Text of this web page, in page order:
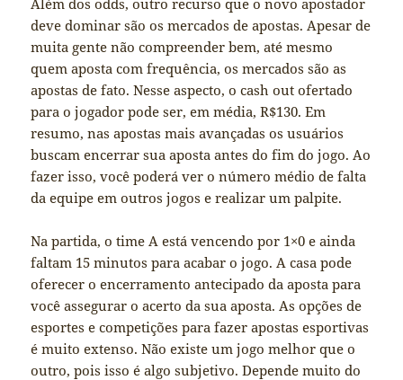
deve dominar são os mercados de apostas. Apesar de
muita gente não compreender bem, até mesmo
quem aposta com frequência, os mercados são as
apostas de fato. Nesse aspecto, o cash out ofertado
para o jogador pode ser, em média, R$130. Em
resumo, nas apostas mais avançadas os usuários
buscam encerrar sua aposta antes do fim do jogo. Ao
fazer isso, você poderá ver o número médio de falta
da equipe em outros jogos e realizar um palpite.
Na partida, o time A está vencendo por 1×0 e ainda
faltam 15 minutos para acabar o jogo. A casa pode
oferecer o encerramento antecipado da aposta para
você assegurar o acerto da sua aposta. As opções de
esportes e competições para fazer apostas esportivas
é muito extenso. Não existe um jogo melhor que o
outro, pois isso é algo subjetivo. Depende muito do